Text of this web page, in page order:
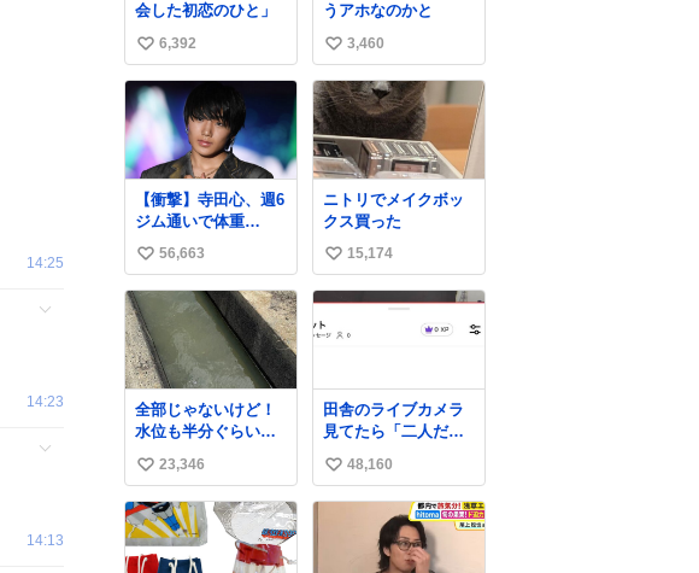
14:25
14:23
14:13
会した初恋のひと」
い
い
ね
6,392
うアホなのかと
い
い
ね
数
3,460
【衝撃】寺田心、週6
ジム通いで体重
62kg→82kgに 110kg
のベンチプレス持ち
上げる姿披露
news.livedoor.com/
article/detail… 元々
自重のみだったが、
更に筋肉を大きくす
るためジム通いを開
始。筋肉増量のため
おにぎり10個、ゼリ
ー飲料3～4本、パス
タと毎日4千kcalオー
バーの食事を摂取
し、増量したとい
う。
い
い
ね
数
56,663
ニトリでメイクボッ
クス買った
い
い
数
15,174
全部じゃないけど！
水位も半分ぐらいだ
けど！水が来はじめ
たよ！！！ 作業して
くれた方々ありがと
ーーー
ー！！！！！！！！
！！！！！！！！！
い
い
ね
数
23,346
田舎のライブカメラ
見てたら「二人だけ
の世界」を発見した
い
い
48,160